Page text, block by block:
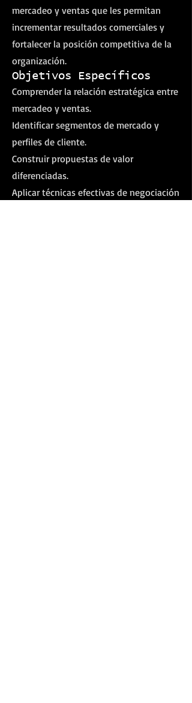
mercadeo y ventas que les permitan
incrementar resultados comerciales y
fortalecer la posición competitiva de la
organización.
Objetivos Específicos
Comprender la relación estratégica entre
mercadeo y ventas.
Identificar segmentos de mercado y
perfiles de cliente.
Construir propuestas de valor
diferenciadas.
Aplicar técnicas efectivas de negociación